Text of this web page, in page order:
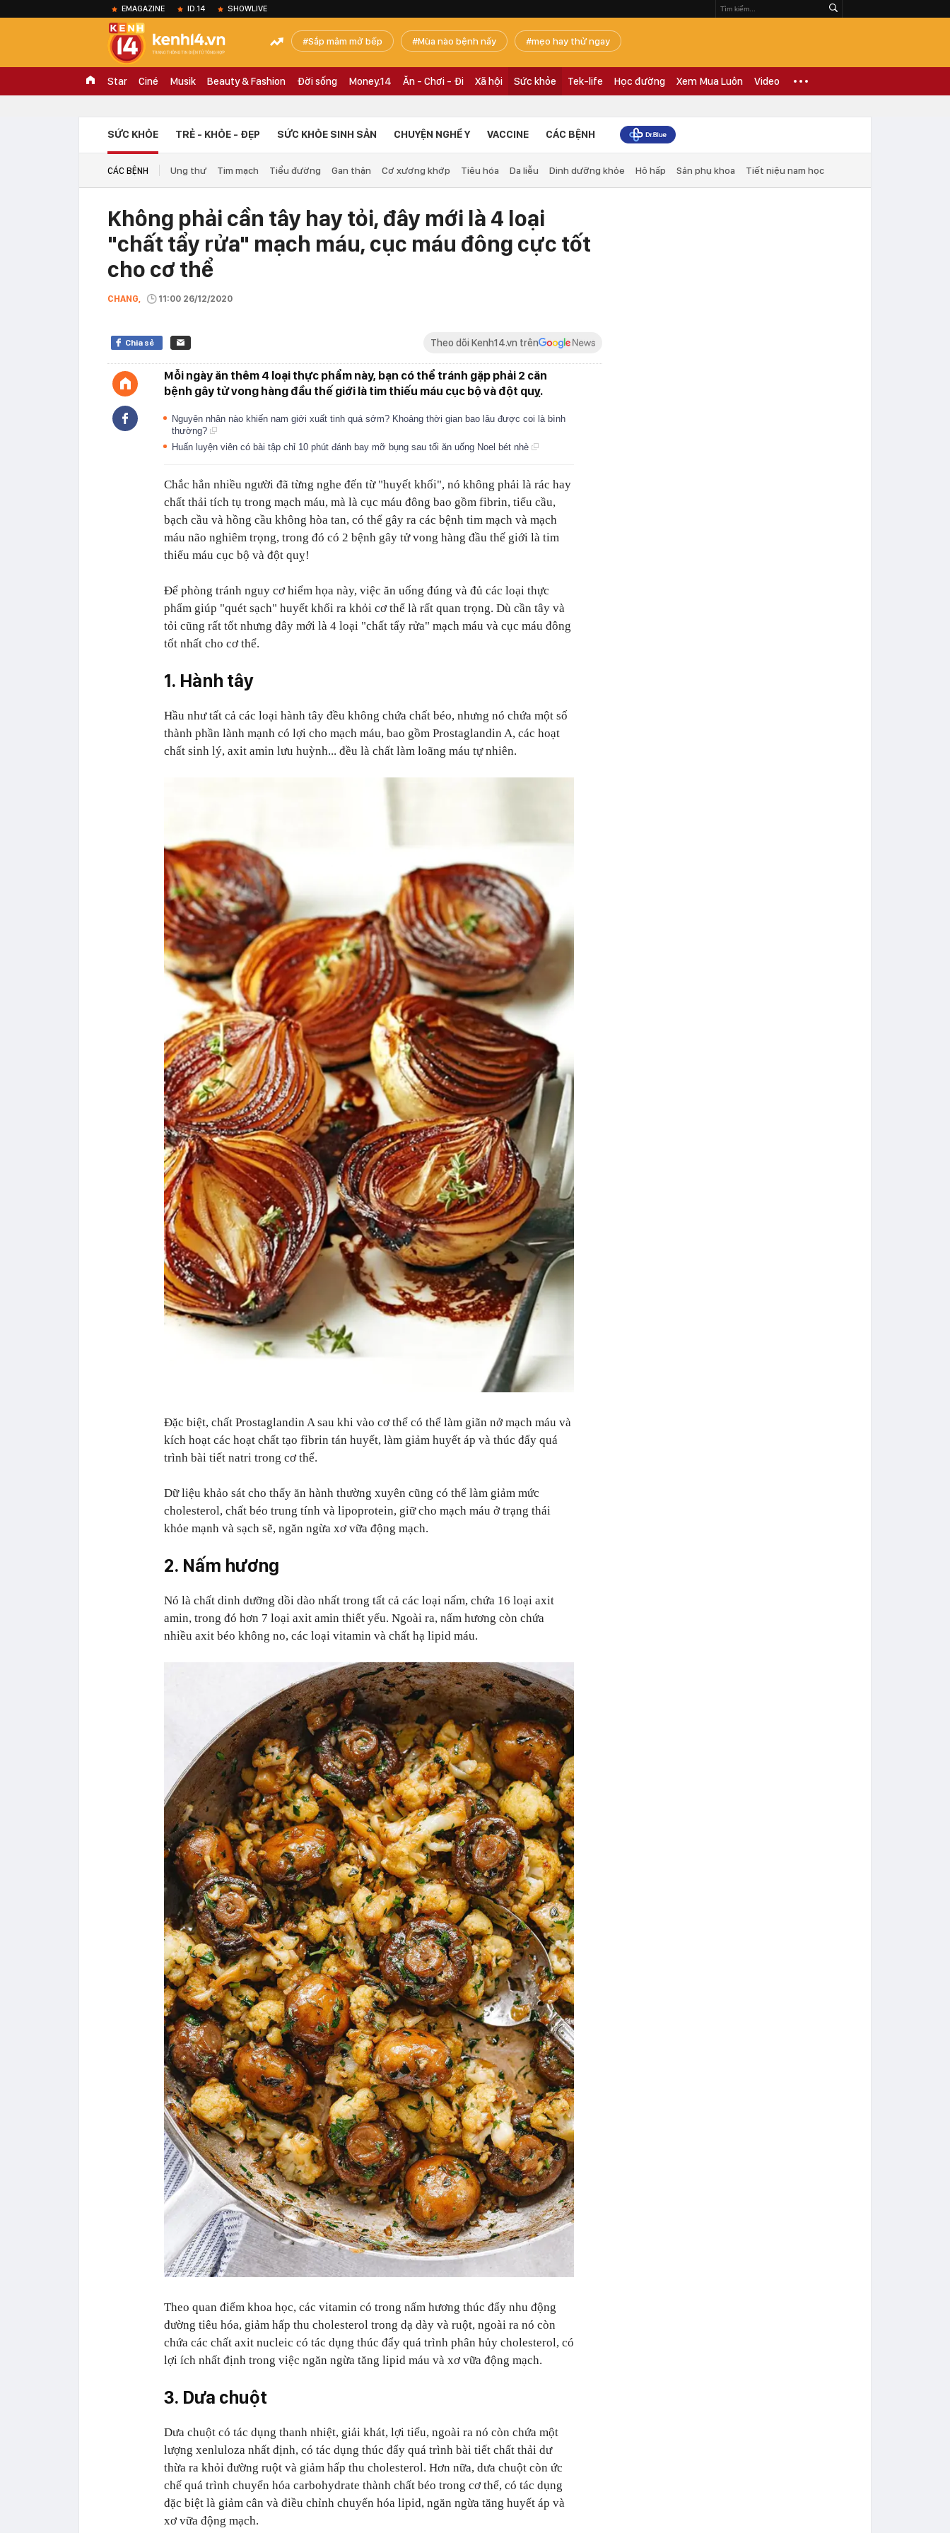
EMAGAZINE ID.14 SHOWLIVE
Sắp mâm mở bếp Mùa nào bệnh nấy mẹo hay thử ngay
Star Ciné Musik Beauty & Fashion Đời sống Money.14 Ăn - Chơi - Đi Xã hội Sức khỏe Tek-life Học đường Xem Mua Luôn Video
SỨC KHỎE TRẺ - KHỎE - ĐẸP SỨC KHỎE SINH SẢN CHUYỆN NGHỀ Y VACCINE CÁC BỆNH
CÁC BỆNH Ung thư Tim mạch Tiểu đường Gan thận Cơ xương khớp Tiêu hóa Da liễu Dinh dưỡng khỏe Hô hấp Sản phụ khoa Tiết niệu nam học
Không phải cần tây hay tỏi, đây mới là 4 loại
"chất tẩy rửa" mạch máu, cục máu đông cực tốt
cho cơ thể
CHANG, 11:00 26/12/2020
Chia sẻ Theo dõi Kenh14.vn trên
Mỗi ngày ăn thêm 4 loại thực phẩm này, bạn có thể tránh gặp phải 2 căn
bệnh gây tử vong hàng đầu thế giới là tim thiếu máu cục bộ và đột quỵ.
Nguyên nhân nào khiến nam giới xuất tinh quá sớm? Khoảng thời gian bao lâu được coi là bình
thường?
Huấn luyện viên có bài tập chỉ 10 phút đánh bay mỡ bụng sau tối ăn uống Noel bét nhè
Chắc hẳn nhiều người đã từng nghe đến từ "huyết khối", nó không phải là rác hay
chất thải tích tụ trong mạch máu, mà là cục máu đông bao gồm fibrin, tiểu cầu,
bạch cầu và hồng cầu không hòa tan, có thể gây ra các bệnh tim mạch và mạch
máu não nghiêm trọng, trong đó có 2 bệnh gây tử vong hàng đầu thế giới là tim
thiếu máu cục bộ và đột quỵ!
Để phòng tránh nguy cơ hiểm họa này, việc ăn uống đúng và đủ các loại thực
phẩm giúp "quét sạch" huyết khối ra khỏi cơ thể là rất quan trọng. Dù cần tây và
tỏi cũng rất tốt nhưng đây mới là 4 loại "chất tẩy rửa" mạch máu và cục máu đông
tốt nhất cho cơ thể.
1. Hành tây
Hầu như tất cả các loại hành tây đều không chứa chất béo, nhưng nó chứa một số
thành phần lành mạnh có lợi cho mạch máu, bao gồm Prostaglandin A, các hoạt
chất sinh lý, axit amin lưu huỳnh... đều là chất làm loãng máu tự nhiên.
Đặc biệt, chất Prostaglandin A sau khi vào cơ thể có thể làm giãn nở mạch máu và
kích hoạt các hoạt chất tạo fibrin tán huyết, làm giảm huyết áp và thúc đẩy quá
trình bài tiết natri trong cơ thể.
Dữ liệu khảo sát cho thấy ăn hành thường xuyên cũng có thể làm giảm mức
cholesterol, chất béo trung tính và lipoprotein, giữ cho mạch máu ở trạng thái
khỏe mạnh và sạch sẽ, ngăn ngừa xơ vữa động mạch.
2. Nấm hương
Nó là chất dinh dưỡng dồi dào nhất trong tất cả các loại nấm, chứa 16 loại axit
amin, trong đó hơn 7 loại axit amin thiết yếu. Ngoài ra, nấm hương còn chứa
nhiều axit béo không no, các loại vitamin và chất hạ lipid máu.
Theo quan điểm khoa học, các vitamin có trong nấm hương thúc đẩy nhu động
đường tiêu hóa, giảm hấp thu cholesterol trong dạ dày và ruột, ngoài ra nó còn
chứa các chất axit nucleic có tác dụng thúc đẩy quá trình phân hủy cholesterol, có
lợi ích nhất định trong việc ngăn ngừa tăng lipid máu và xơ vữa động mạch.
3. Dưa chuột
Dưa chuột có tác dụng thanh nhiệt, giải khát, lợi tiểu, ngoài ra nó còn chứa một
lượng xenluloza nhất định, có tác dụng thúc đẩy quá trình bài tiết chất thải dư
thừa ra khỏi đường ruột và giảm hấp thu cholesterol. Hơn nữa, dưa chuột còn ức
chế quá trình chuyển hóa carbohydrate thành chất béo trong cơ thể, có tác dụng
đặc biệt là giảm cân và điều chỉnh chuyển hóa lipid, ngăn ngừa tăng huyết áp và
xơ vữa động mạch.